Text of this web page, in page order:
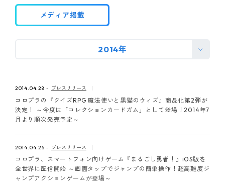
採用情報
ピンマーク
EN
メディア掲載
2014年
2014.04.28 プレスリリース
コロプラの『クイズRPG 魔法使いと黒猫のウィズ』商品化第2弾が
決定！ ～今度は「コレクションカードガム」として登場！2014年7
月より順次発売予定～
2014.04.25 プレスリリース
コロプラ、スマートフォン向けゲーム『まるごし勇者！』iOS版を
全世界に配信開始 ～画面タップでジャンプの簡単操作！超高難度ジ
ャンプアクションゲームが登場～